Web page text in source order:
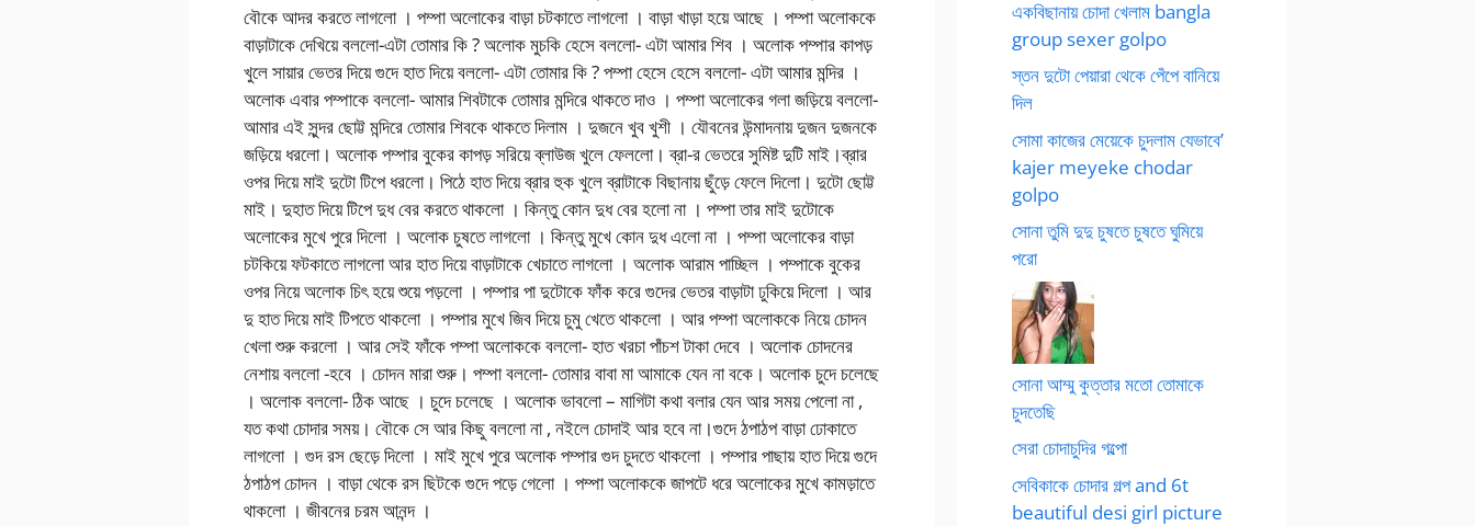
বৌকে আদর করতে লাগলো । পম্পা অলোকের বাড়া চটকাতে লাগলো । বাড়া খাড়া হয়ে আছে । পম্পা অলোককে
বাড়াটাকে দেখিয়ে বললো-এটা তোমার কি ? অলোক মুচকি হেসে বললো- এটা আমার শিব । অলোক পম্পার কাপড়
খুলে সায়ার ভেতর দিয়ে গুদে হাত দিয়ে বললো- এটা তোমার কি ? পম্পা হেসে হেসে বললো- এটা আমার মন্দির ।
অলোক এবার পম্পাকে বললো- আমার শিবটাকে তোমার মন্দিরে থাকতে দাও । পম্পা অলোকের গলা জড়িয়ে বললো-
আমার এই সুন্দর ছোট্ট মন্দিরে তোমার শিবকে থাকতে দিলাম । দুজনে খুব খুশী । যৌবনের উন্মাদনায় দুজন দুজনকে
জড়িয়ে ধরলো। অলোক পম্পার বুকের কাপড় সরিয়ে ব্লাউজ খুলে ফেললো। ব্রা-র ভেতরে সুমিষ্ট দুটি মাই।ব্রার
ওপর দিয়ে মাই দুটো টিপে ধরলো। পিঠে হাত দিয়ে ব্রার হুক খুলে ব্রাটাকে বিছানায় ছুঁড়ে ফেলে দিলো। দুটো ছোট্ট
মাই। দুহাত দিয়ে টিপে দুধ বের করতে থাকলো । কিন্তু কোন দুধ বের হলো না । পম্পা তার মাই দুটোকে
অলোকের মুখে পুরে দিলো । অলোক চুষতে লাগলো । কিন্তু মুখে কোন দুধ এলো না । পম্পা অলোকের বাড়া
চটকিয়ে ফটকাতে লাগলো আর হাত দিয়ে বাড়াটাকে খেচাতে লাগলো । অলোক আরাম পাচ্ছিল । পম্পাকে বুকের
ওপর নিয়ে অলোক চিৎ হয়ে শুয়ে পড়লো । পম্পার পা দুটোকে ফাঁক করে গুদের ভেতর বাড়াটা ঢুকিয়ে দিলো । আর
দু হাত দিয়ে মাই টিপতে থাকলো । পম্পার মুখে জিব দিয়ে চুমু খেতে থাকলো । আর পম্পা অলোককে নিয়ে চোদন
খেলা শুরু করলো । আর সেই ফাঁকে পম্পা অলোককে বললো- হাত খরচা পাঁচশ টাকা দেবে । অলোক চোদনের
নেশায় বললো -হবে । চোদন মারা শুরু। পম্পা বললো- তোমার বাবা মা আমাকে যেন না বকে। অলোক চুদে চলেছে
। অলোক বললো- ঠিক আছে । চুদে চলেছে । অলোক ভাবলো – মাগিটা কথা বলার যেন আর সময় পেলো না ,
যত কথা চোদার সময়। বৌকে সে আর কিছু বললো না , নইলে চোদাই আর হবে না।গুদে ঠপাঠপ বাড়া ঢোকাতে
লাগলো । গুদ রস ছেড়ে দিলো । মাই মুখে পুরে অলোক পম্পার গুদ চুদতে থাকলো । পম্পার পাছায় হাত দিয়ে গুদে
ঠপাঠপ চোদন । বাড়া থেকে রস ছিটকে গুদে পড়ে গেলো । পম্পা অলোককে জাপটে ধরে অলোকের মুখে কামড়াতে
থাকলো । জীবনের চরম আনন্দ ।
একবিছানায় চোদা খেলাম bangla
group sexer golpo
স্তন দুটো পেয়ারা থেকে পেঁপে বানিয়ে
দিল
সোমা কাজের মেয়েকে চুদলাম যেভাবে’
kajer meyeke chodar
golpo
সোনা তুমি দুদু চুষতে চুষতে ঘুমিয়ে
পরো
সোনা আম্মু কুত্তার মতো তোমাকে
চুদতেছি
সেরা চোদাচুদির গল্পো
সেবিকাকে চোদার গল্প and 6t
beautiful desi girl picture